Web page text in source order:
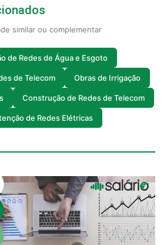
similar ou complementar
de Redes de Água e Esgoto
de Telecom Obras de Irrigação
Construção de Redes de Telecom
de Redes Elétricas